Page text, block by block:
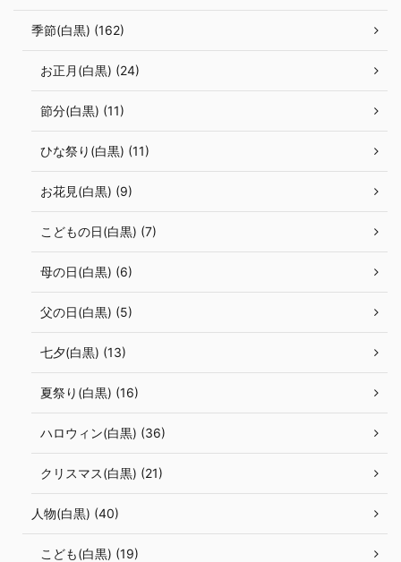
季節(白黒) (162)
お正月(白黒) (24)
節分(白黒) (11)
ひな祭り(白黒) (11)
お花見(白黒) (9)
こどもの日(白黒) (7)
母の日(白黒) (6)
父の日(白黒) (5)
七夕(白黒) (13)
夏祭り(白黒) (16)
ハロウィン(白黒) (36)
クリスマス(白黒) (21)
人物(白黒) (40)
こども(白黒) (19)